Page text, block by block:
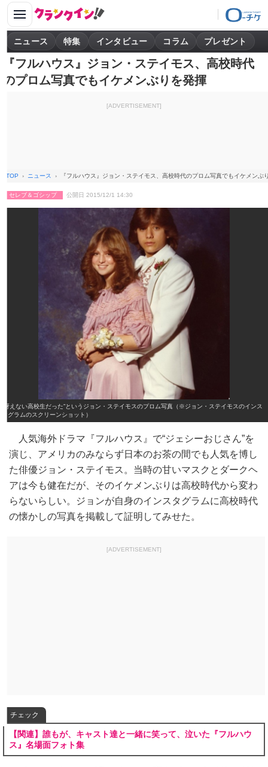
ニュース 特集 インタビュー コラム プレゼント
『フルハウス』ジョン・ステイモス、高校時代
のプロム写真でもイケメンぶりを発揮
[ADVERTISEMENT]
TOP ニュース 『フルハウス』ジョン・ステイモス、高校時代のプロム写真でもイケメンぶ
セレブ＆ゴシップ 公開日 2015/12/1 14:30
“冴えない高校生だった”というジョン・ステイモスのプロム写真（※ジョン・ステイモスのインス
タグラムのスクリーンショット）
人気海外ドラマ『フルハウス』で“ジェシーおじさん”を
演じ、アメリカのみならず日本のお茶の間でも人気を博し
た俳優ジョン・ステイモス。当時の甘いマスクとダークヘ
アは今も健在だが、そのイケメンぶりは高校時代から変わ
らないらしい。ジョンが自身のインスタグラムに高校時代
の懐かしの写真を掲載して証明してみせた。
[ADVERTISEMENT]
チェック
【関連】誰もが、キャスト達と一緒に笑って、泣いた『フルハウ
ス』名場面フォト集